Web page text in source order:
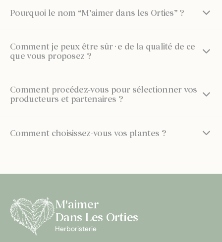
Pourquoi le nom “M’aimer dans les Orties” ?
Comment je peux être sûr·e de la qualité de ce
que vous proposez ?
Comment procédez-vous pour sélectionner vos
producteurs et partenaires ?
Comment choisissez-vous vos plantes ?
M'aimer
Dans Les Orties
Herboristerie